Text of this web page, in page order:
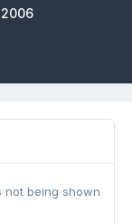
not being shown